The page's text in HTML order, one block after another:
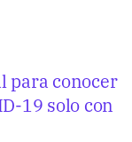
para conocer
19 solo con